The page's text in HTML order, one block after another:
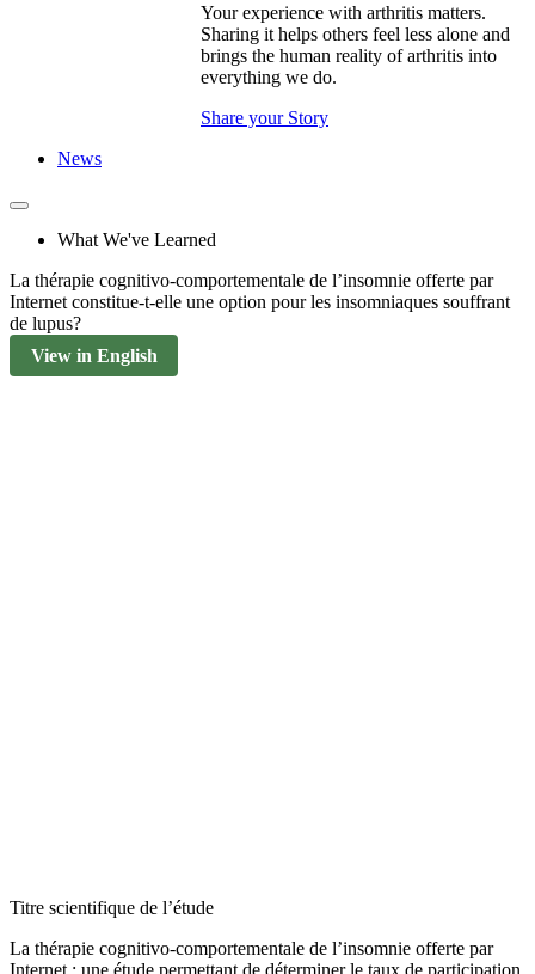
Your experience with arthritis matters.
Sharing it helps others feel less alone and
brings the human reality of arthritis into
everything we do.
Share your Story
News
What We've Learned
La thérapie cognitivo-comportementale de l’insomnie offerte par
Internet constitue-t-elle une option pour les insomniaques souffrant
de lupus?
View in English
Titre scientifique de l’étude
La thérapie cognitivo-comportementale de l’insomnie offerte par
Internet : une étude permettant de déterminer le taux de participation